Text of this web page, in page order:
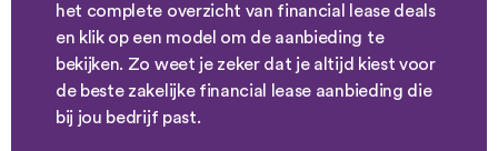
het complete overzicht van financial lease deals
en klik op een model om de aanbieding te
bekijken. Zo weet je zeker dat je altijd kiest voor
de beste zakelijke financial lease aanbieding die
bij jou bedrijf past.